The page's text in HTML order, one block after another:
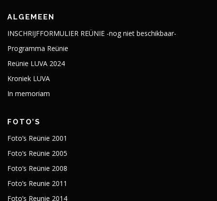
ALGEMEEN
INSCHRIJFFORMULIER REÜNIE -nog niet beschikbaar-
Programma Reünie
Reünie LUVA 2024
Kroniek LUVA
In memoriam
FOTO’S
Foto’s Reünie 2001
Foto’s Reünie 2005
Foto’s Reünie 2008
Foto’s Reunie 2011
Foto’s Reunie 2014